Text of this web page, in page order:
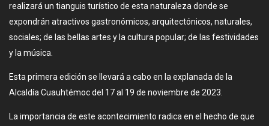
realizará un tianguis turístico de esta naturaleza donde se
expondrán atractivos gastronómicos, arquitectónicos, naturales,
sociales; de las bellas artes y la cultura popular; de las festividades
y la música.
Esta primera edición se llevará a cabo en la explanada de la
Alcaldía Cuauhtémoc del 17 al 19 de noviembre de 2023.
La importancia de este acontecimiento radica en el hecho de que